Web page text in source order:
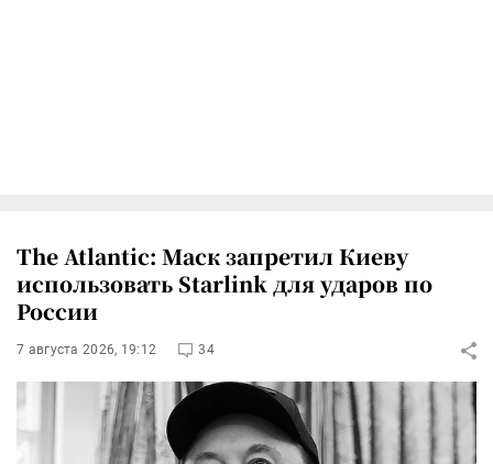
The Atlantic: Маск запретил Киеву
использовать Starlink для ударов по
России
7 августа 2026, 19:12 34